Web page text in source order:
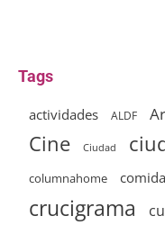
Tags
actividades ALDF
Cine Ciudad
columnahome comida
crucigrama